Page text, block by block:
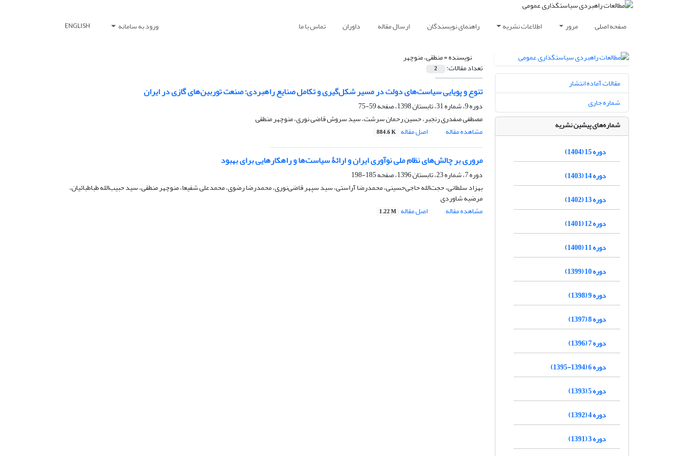
صفحه اصلی مرور اطلاعات نشریه راهنمای نویسندگان ارسال مقاله داوران تماس با ما ورود به سامانه ENGLISH
نویسنده =منطقی، منوچهر
تعداد مقالات: 2
تنوع و پویایی سیاست‌های دولت در مسیر شکل‌گیری و تکامل صنایع راهبردی: صنعت توربین‌های گازی در ایران
دوره 9، شماره 31، تابستان 1398، صفحه
59-75
مصطفی صفدری رنجبر، حسین رحمان سرشت، سید سروش قاضی نوری، منوچهر منطقی
مشاهده مقاله
اصل مقاله 884.6 K
مروری بر چالش‌های نظام ملی نوآوری ایران و ارائۀ سیاست‌ها و راهکارهایی برای بهبود
دوره 7، شماره 23، تابستان 1396، صفحه
185-198
بهزاد سلطانی، حجت‌الله حاجی‌حسینی، محمدرضا آراستی، سید سپهر قاضی‌نوری، محمدرضا رضوی، محمدعلی شفیعا، منوچهر منطقی، سید حبیب‌الله طباطبائیان،
مرضیه شاوردی
مشاهده مقاله
اصل مقاله 1.22 M
مقالات آماده انتشار
شماره جاری
شماره‌های پیشین نشریه
دوره 15 (1404)
دوره 14 (1403)
دوره 13 (1402)
دوره 12 (1401)
دوره 11 (1400)
دوره 10 (1399)
دوره 9 (1398)
دوره 8 (1397)
دوره 7 (1396)
دوره 6 (1394-1395)
دوره 5 (1393)
دوره 4 (1392)
دوره 3 (1391)